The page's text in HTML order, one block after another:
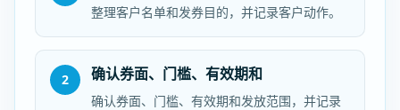
整理客户名单和发券目的，并记录客户动作。
2 确认券面、门槛、有效期和
确认券面、门槛、有效期和发放范围，并记录